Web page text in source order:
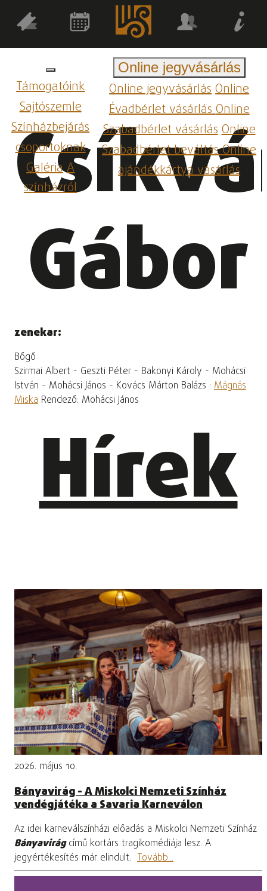
Támogatóink
Sajtószemle
Színházbejárás
csoportoknak
GalériaA
színházról
Online jegyvásárlás
Online jegyvásárlásOnline
Évadbérlet vásárlásOnline
Szabadbérlet vásárlásOnline
Szabadbérlet beváltásOnline
ajándékkártya vásárlás
Gábor
zenekar:
Bőgő
Szirmai Albert - Geszti Péter - Bakonyi Károly - Mohácsi
István - Mohácsi János - Kovács Márton Balázs : Mágnás
Miska Rendező: Mohácsi János
Hírek
2026. május 10.
Bányavirág - A Miskolci Nemzeti Színház
vendégjátéka a Savaria Karneválon
Az idei karneválszínházi előadás a Miskolci Nemzeti Színház
Bányavirágcímű kortárs tragikomédiája lesz. A
jegyértékesítés már elindult. Tovább...